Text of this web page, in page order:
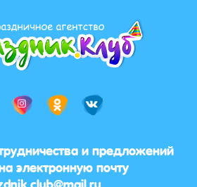
и предложений
электронную почту